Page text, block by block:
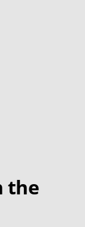
the